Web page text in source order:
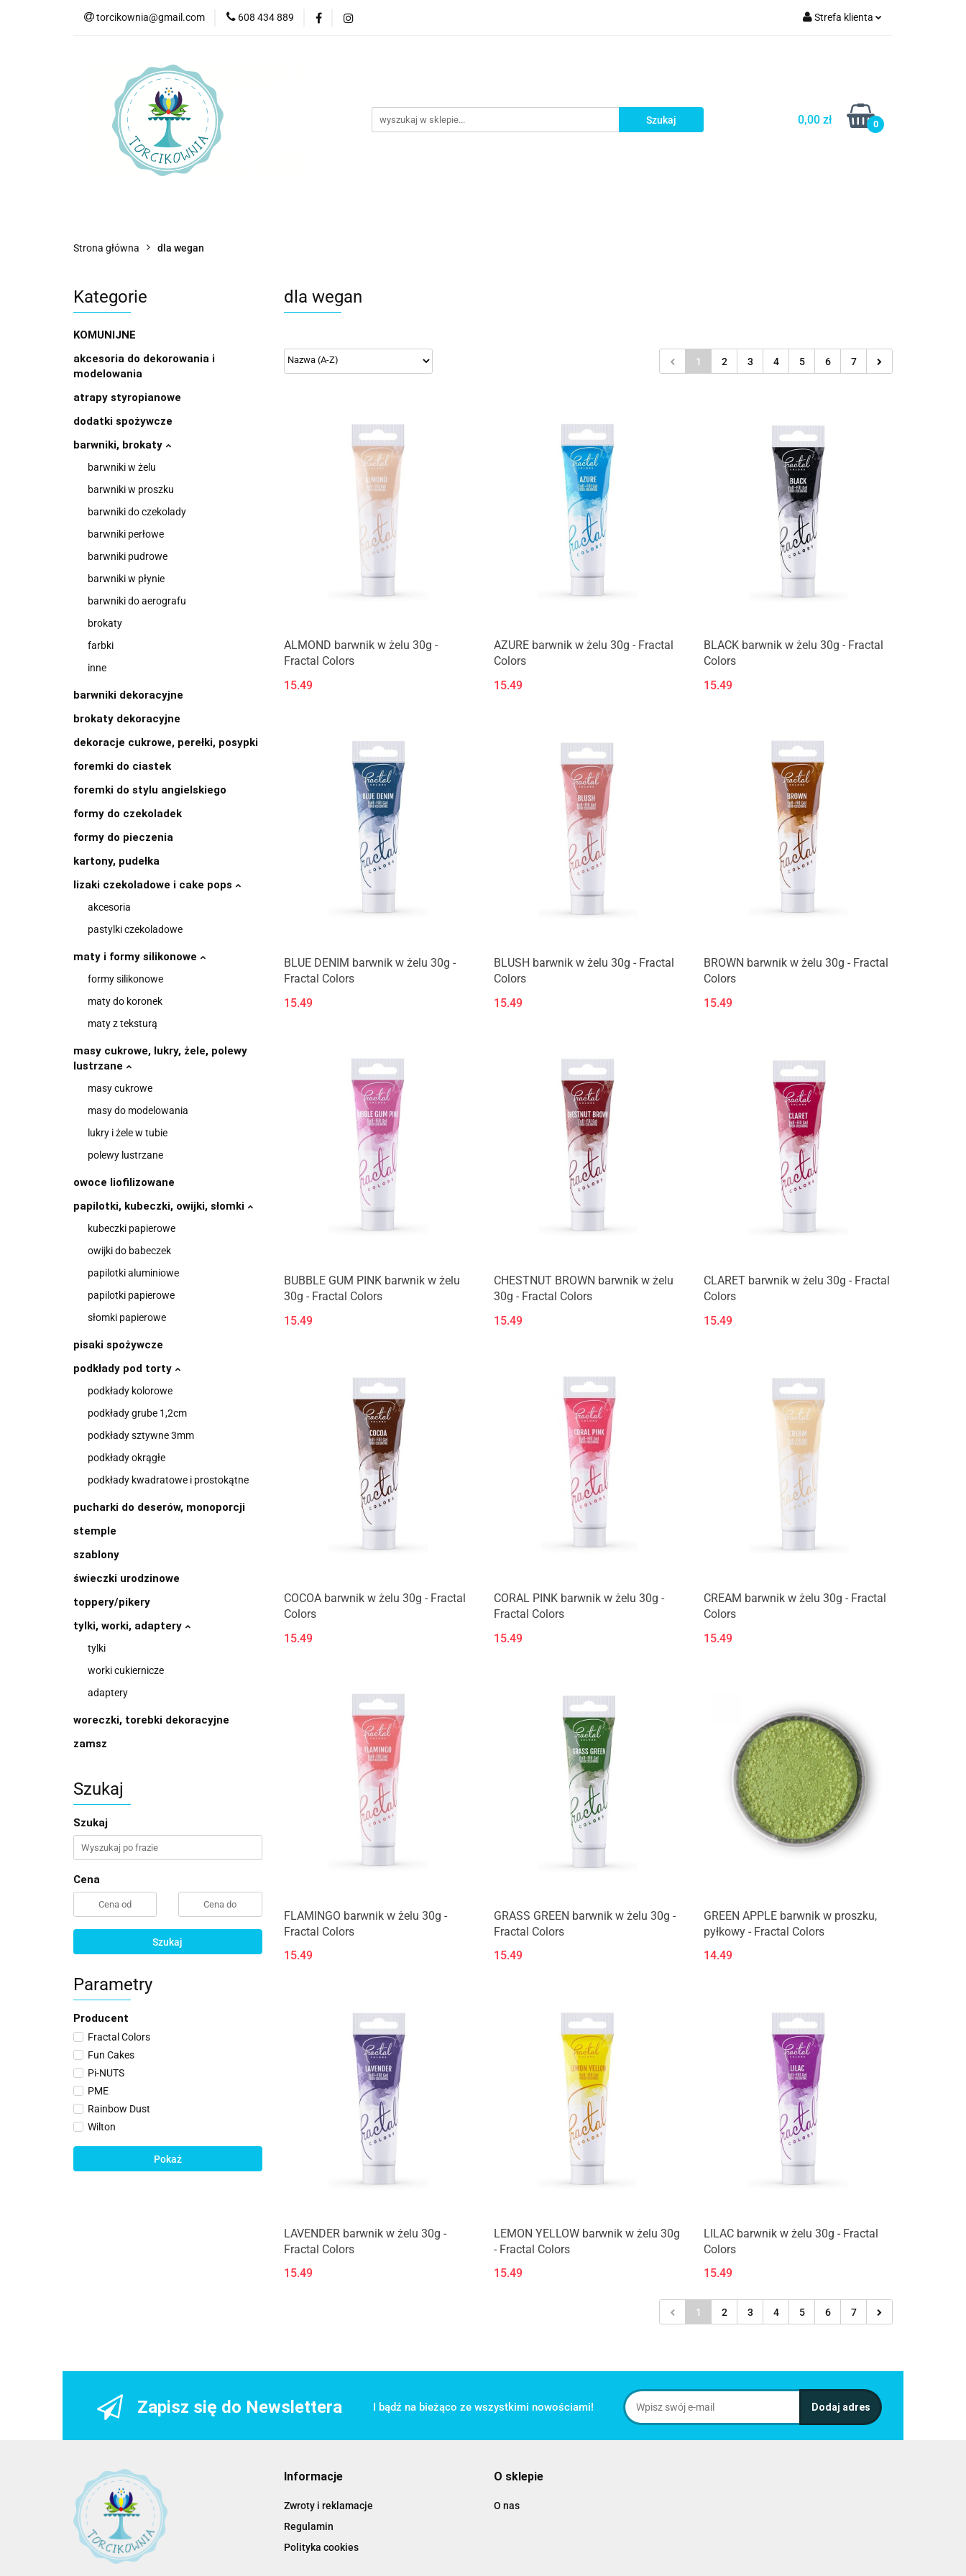
torcikownia@gmail.com 608 434 889 Strefa klienta
0,00 zł 0
Strona główna dla wegan
Kategorie
KOMUNIJNE
akcesoria do dekorowania i
modelowania
atrapy styropianowe
dodatki spożywcze
barwniki, brokaty
barwniki w żelu
barwniki w proszku
barwniki do czekolady
barwniki perłowe
barwniki pudrowe
barwniki w płynie
barwniki do aerografu
brokaty
farbki
inne
barwniki dekoracyjne
brokaty dekoracyjne
dekoracje cukrowe, perełki, posypki
foremki do ciastek
foremki do stylu angielskiego
formy do czekoladek
formy do pieczenia
kartony, pudełka
lizaki czekoladowe i cake pops
akcesoria
pastylki czekoladowe
maty i formy silikonowe
formy silikonowe
maty do koronek
maty z teksturą
masy cukrowe, lukry, żele, polewy
lustrzane
masy cukrowe
masy do modelowania
lukry i żele w tubie
polewy lustrzane
owoce liofilizowane
papilotki, kubeczki, owijki, słomki
kubeczki papierowe
owijki do babeczek
papilotki aluminiowe
papilotki papierowe
słomki papierowe
pisaki spożywcze
podkłady pod torty
podkłady kolorowe
podkłady grube 1,2cm
podkłady sztywne 3mm
podkłady okrągłe
podkłady kwadratowe i prostokątne
pucharki do deserów, monoporcji
stemple
szablony
świeczki urodzinowe
toppery/pikery
tylki, worki, adaptery
tylki
worki cukiernicze
adaptery
woreczki, torebki dekoracyjne
zamsz
Szukaj
Szukaj
Cena
Szukaj
Parametry
Producent
Fractal Colors
Fun Cakes
Pi-NUTS
PME
Rainbow Dust
Wilton
Pokaż
dla wegan
1 2 3 4 5 6 7
ALMOND barwnik w żelu 30g -
Fractal Colors
15.49
AZURE barwnik w żelu 30g - Fractal
Colors
15.49
BLACK barwnik w żelu 30g - Fractal
Colors
15.49
BLUE DENIM barwnik w żelu 30g -
Fractal Colors
15.49
BLUSH barwnik w żelu 30g - Fractal
Colors
15.49
BROWN barwnik w żelu 30g - Fractal
Colors
15.49
BUBBLE GUM PINK barwnik w żelu
30g - Fractal Colors
15.49
CHESTNUT BROWN barwnik w żelu
30g - Fractal Colors
15.49
CLARET barwnik w żelu 30g - Fractal
Colors
15.49
COCOA barwnik w żelu 30g - Fractal
Colors
15.49
CORAL PINK barwnik w żelu 30g -
Fractal Colors
15.49
CREAM barwnik w żelu 30g - Fractal
Colors
15.49
FLAMINGO barwnik w żelu 30g -
Fractal Colors
15.49
GRASS GREEN barwnik w żelu 30g -
Fractal Colors
15.49
GREEN APPLE barwnik w proszku,
pyłkowy - Fractal Colors
14.49
LAVENDER barwnik w żelu 30g -
Fractal Colors
15.49
LEMON YELLOW barwnik w żelu 30g
- Fractal Colors
15.49
LILAC barwnik w żelu 30g - Fractal
Colors
15.49
1 2 3 4 5 6 7
Zapisz się do Newslettera I bądź na bieżąco ze wszystkimi nowościami!
Informacje
Zwroty i reklamacje
Regulamin
Polityka cookies
O sklepie
O nas